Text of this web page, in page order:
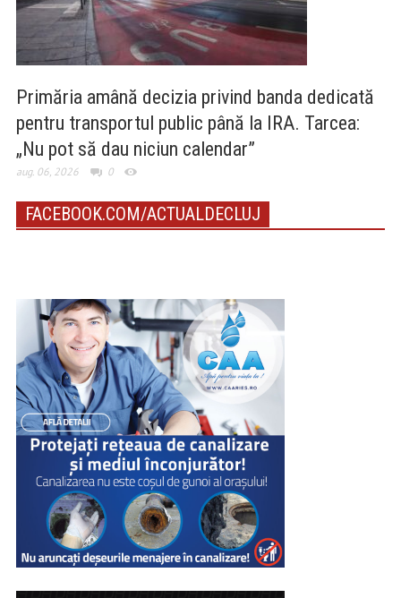
Primăria amână decizia privind banda dedicată
pentru transportul public până la IRA. Tarcea:
„Nu pot să dau niciun calendar”
aug. 06, 2026 0
FACEBOOK.COM/ACTUALDECLUJ